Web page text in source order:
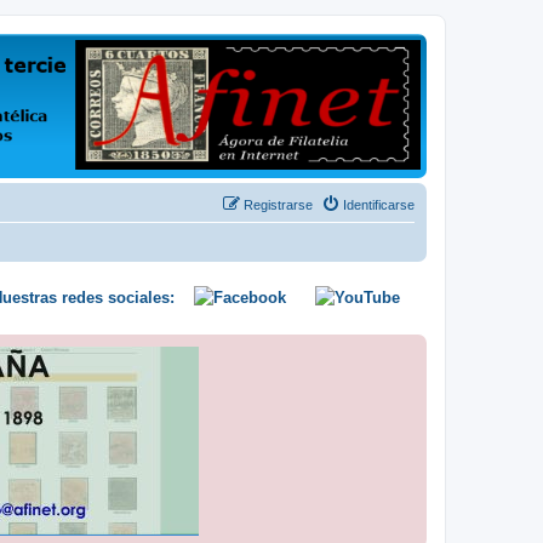
y conocimientos
Identificarse
Registrarse
redes sociales: